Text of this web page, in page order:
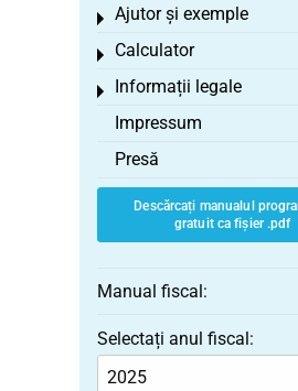
Ajutor și exemple
Toggle menu
Calculator
Toggle menu
Informații legale
Toggle menu
Impressum
Presă
Descărcați manualul
gratuit ca fișier .pdf
Manual fiscal:
Selectați anul fiscal: